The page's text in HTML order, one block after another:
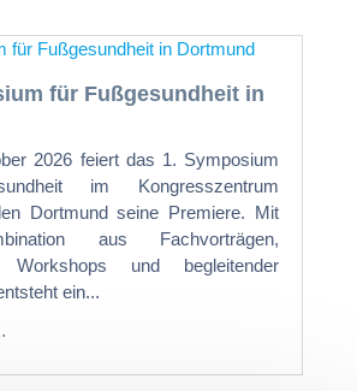
für Fußgesundheit in
2026 feiert das 1. Symposium
im Kongresszentrum
Dortmund seine Premiere. Mit
aus Fachvorträgen,
Workshops und begleitender
ein...